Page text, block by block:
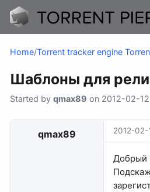
Home/Torrent tracker engine
Шаблоны для
Started by qmax89 on 2012-02-
qmax89 2012-02-
Добрый